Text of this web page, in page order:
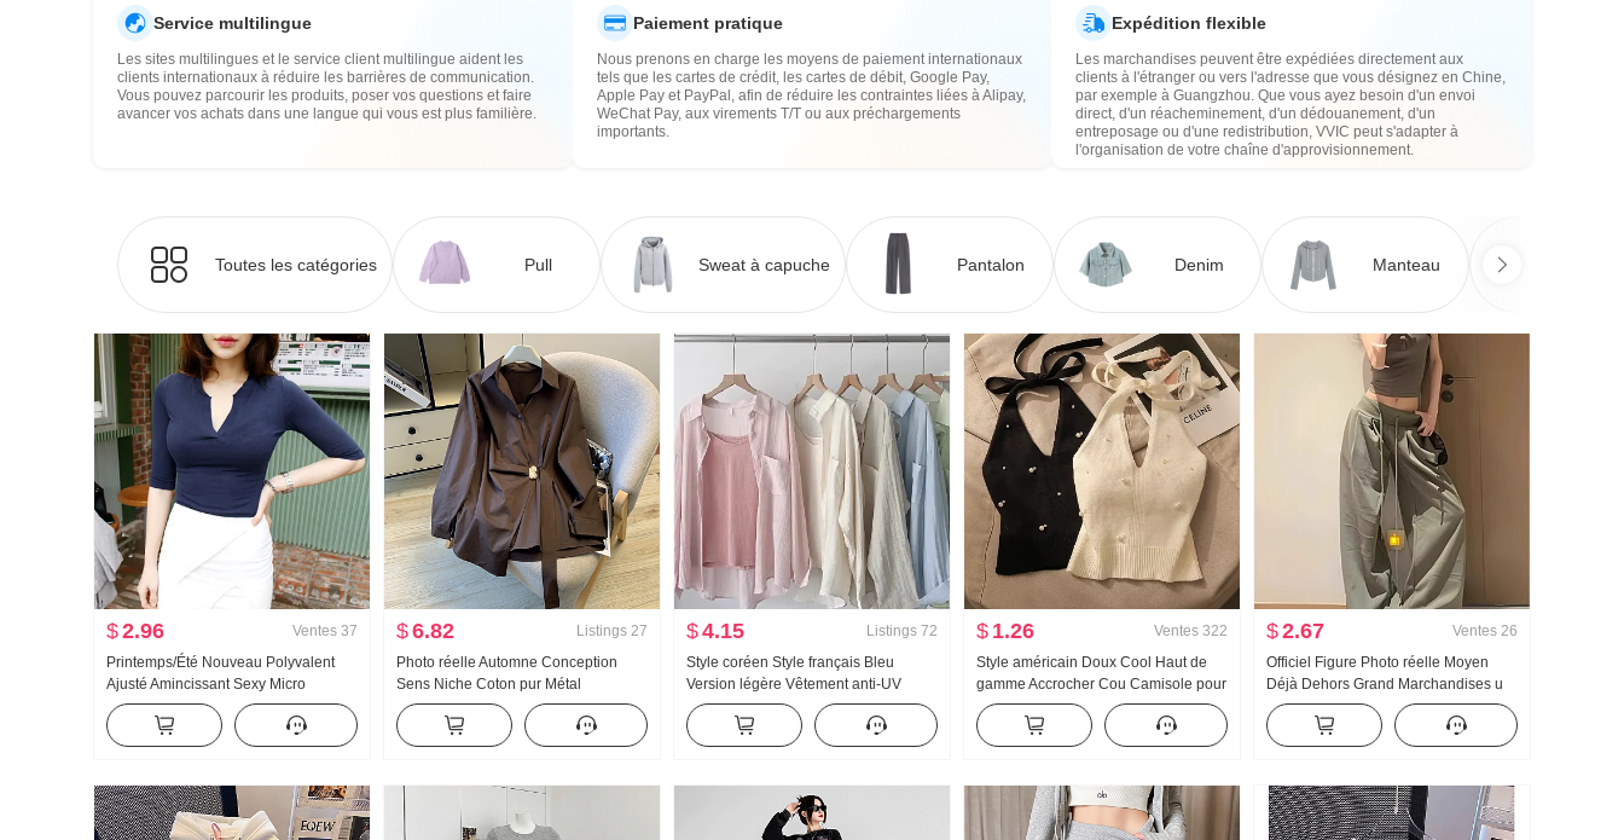
Service multilingue
Les sites multilingues et le service client multilingue aident les
clients internationaux à réduire les barrières de communication.
Vous pouvez parcourir les produits, poser vos questions et faire
avancer vos achats dans une langue qui vous est plus familière.
Paiement pratique
Nous prenons en charge les moyens de paiement internationaux
tels que les cartes de crédit, les cartes de débit, Google Pay,
Apple Pay et PayPal, afin de réduire les contraintes liées à Alipay,
WeChat Pay, aux virements T/T ou aux préchargements
importants.
Expédition flexible
Les marchandises peuvent être expédiées directement aux
clients à l'étranger ou vers l'adresse que vous désignez en Chine,
par exemple à Guangzhou. Que vous ayez besoin d'un envoi
direct, d'un réacheminement, d'un dédouanement, d'un
entreposage ou d'une redistribution, VVIC peut s'adapter à
l'organisation de votre chaîne d'approvisionnement.
Toutes les catégories Pull Sweat à capuche Pantalon Denim Manteau
$2.96 Ventes 37
Printemps/Été Nouveau Polyvalent
Ajusté Amincissant Sexy Micro
Transparent Manches courtes T-shirt
de base Cinq points Manchon Col en
V T-shirt Stock disponible
$6.82 Listings 27
Photo réelle Automne Conception
Sens Niche Coton pur Métal
Décoration Cintré Amincissant Ample
Manches longues Chemise Top des
femmes
$4.15 Listings 72
Style coréen Style français Bleu
Version légère Vêtement anti-UV
Manches longues Chemise Femme
Vêtements d'été Ample Décontracté
Détente Manches longues Unique
$ 1.26 Ventes 322
Style américain Doux Cool Haut de
gamme Accrocher Cou Camisole pour
femmes Été Port extérieur À l'intérieur
Match T-shirt de base Style pin-up
Tricoté Bandeau bustier Top
$2.67 Ventes 26
Officiel Figure Photo réelle Moyen
Déjà Dehors Grand Marchandises u
Collier Os de boeuf Boucle En forme
de I Débardeur Bretelles Kuo Jambe
Traîne Sport Pantalon long Ensemble